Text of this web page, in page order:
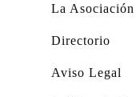
La Asociación
Directorio
Aviso Legal